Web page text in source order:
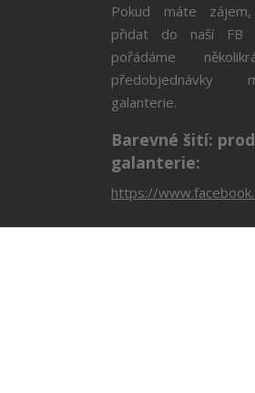
Pokud máte
přidat do naší FB
pořádáme
předobjednávky
galanterie.
Barevné šití:
galanterie:
https://